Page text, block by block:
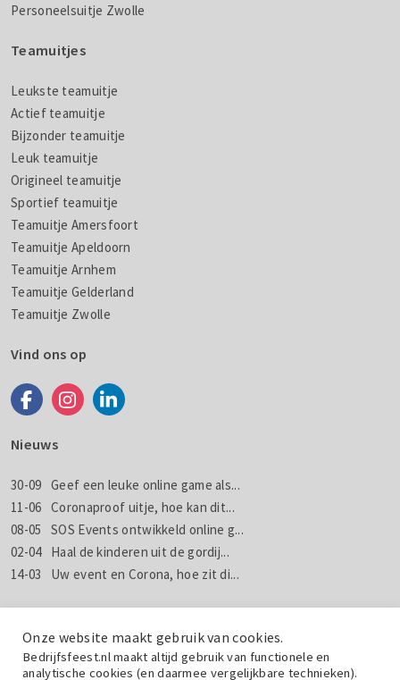
Personeelsuitje Zwolle
Teamuitjes
Leukste teamuitje
Actief teamuitje
Bijzonder teamuitje
Leuk teamuitje
Origineel teamuitje
Sportief teamuitje
Teamuitje Amersfoort
Teamuitje Apeldoorn
Teamuitje Arnhem
Teamuitje Gelderland
Teamuitje Zwolle
Vind ons op
Nieuws
30-09 Geef een leuke online game als...
11-06 Coronaproof uitje, hoe kan dit...
08-05
SOS Events ontwikkeld online g...
02-04
Haal de kinderen uit de gordij...
14-03
Uw event en Corona, hoe zit di...
Onze website maakt gebruik van cookies.
Bedrijfsfeest.nl maakt altijd gebruik van functionele en
analytische cookies (en daarmee vergelijkbare technieken).